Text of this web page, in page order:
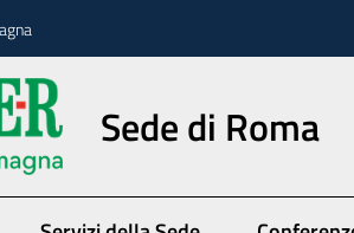
Sede di Roma